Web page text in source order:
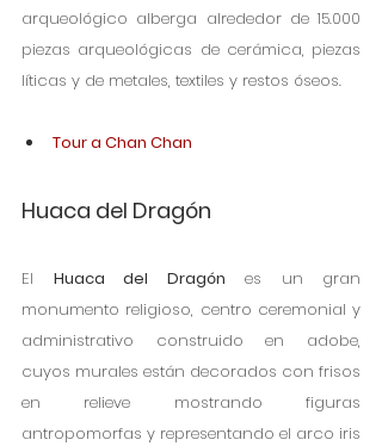
arqueológico alberga alrededor de 15.000
piezas arqueológicas de cerámica, piezas
líticas y de metales, textiles y restos óseos.
Tour a Chan Chan
Huaca del Dragón
El Huaca del Dragón es un gran
monumento religioso, centro ceremonial y
administrativo construido en adobe,
cuyos murales están decorados con frisos
en relieve mostrando figuras
antropomorfas y representando el arco iris